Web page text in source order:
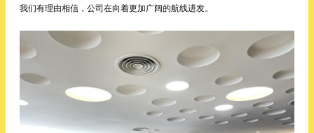
我们有理由相信，公司在向着更加广阔的航线进发。